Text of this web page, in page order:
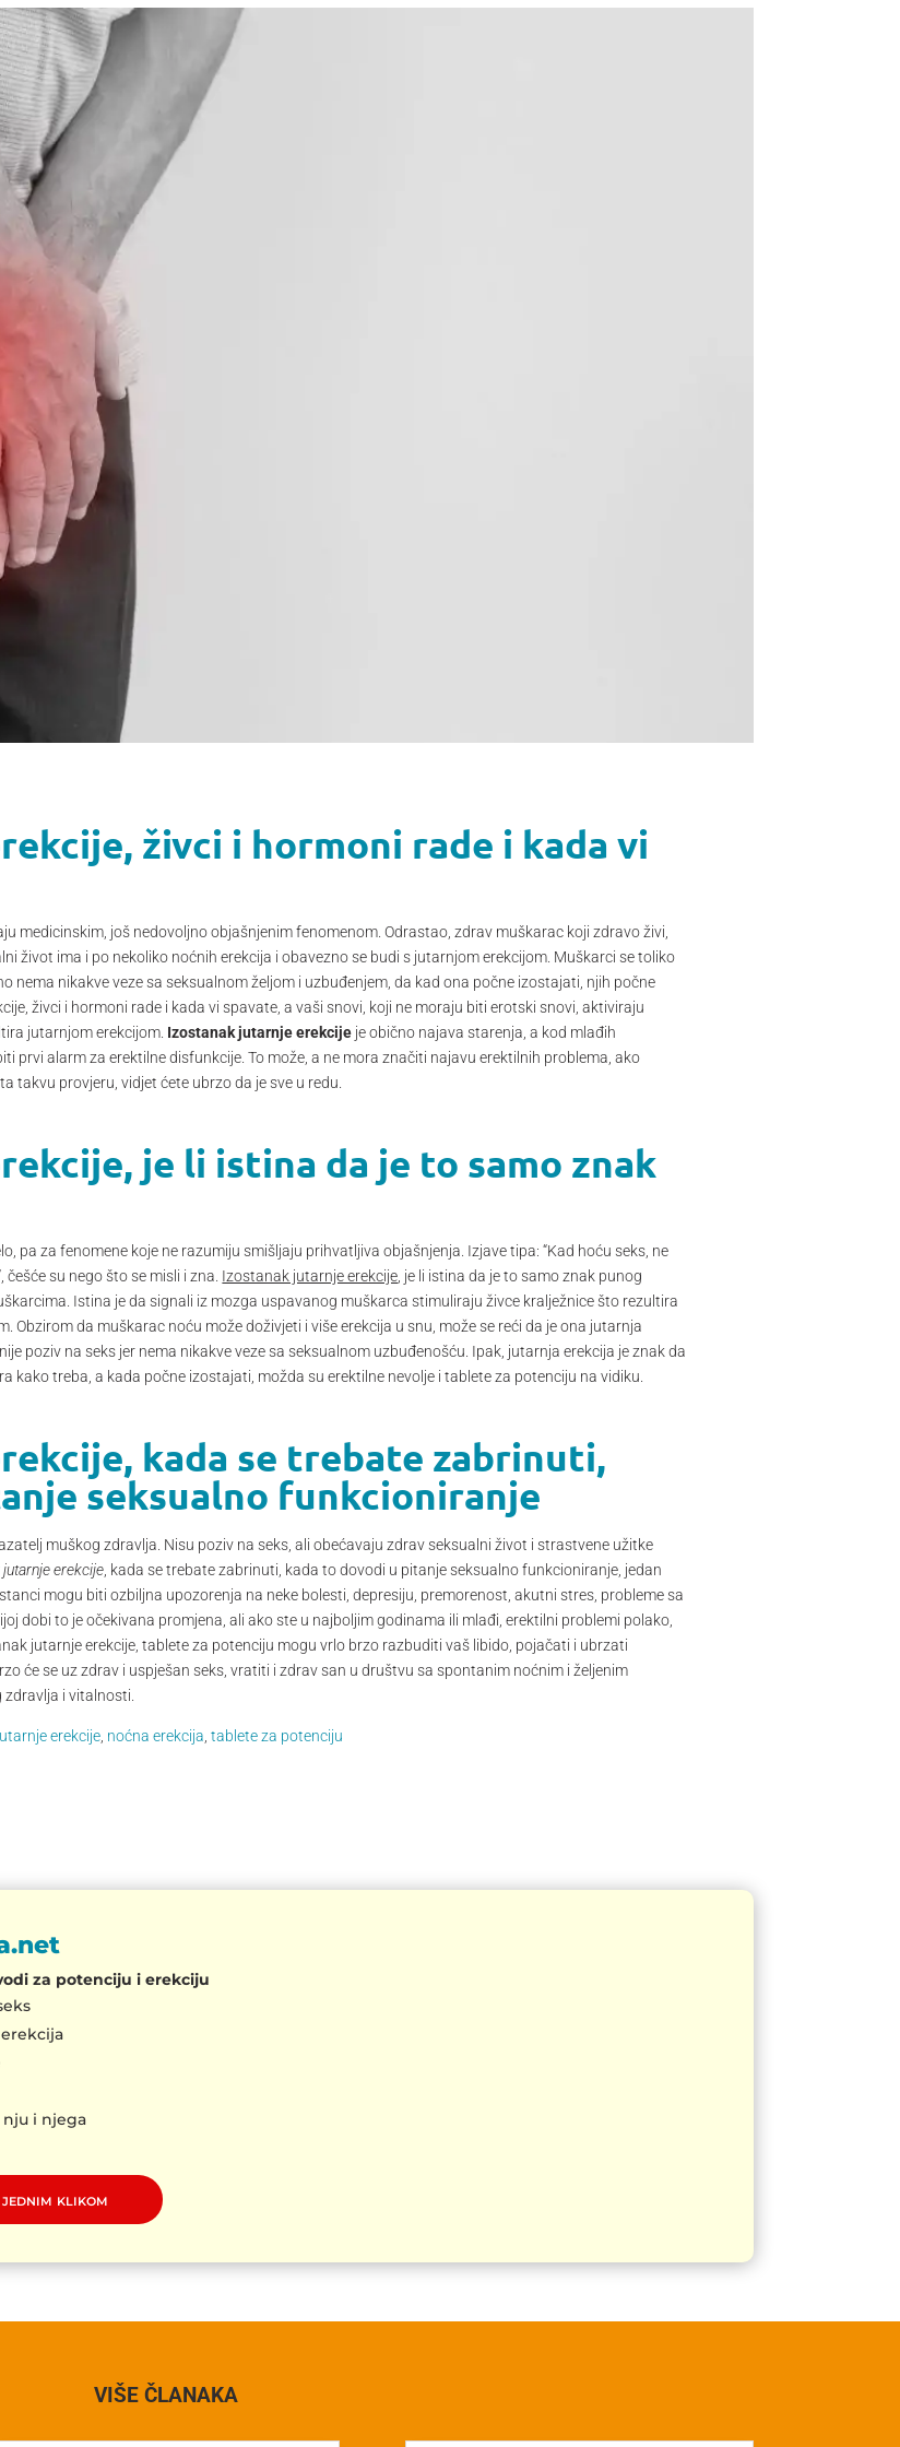
živci i hormoni rade i kada vi
medicinskim, još nedovoljno objašnjenim fenomenom. Odrastao, zdrav muškarac koji zdravo živi,
život ima i po nekoliko noćnih erekcija i obavezno se budi s jutarnjom erekcijom. Muškarci se toliko
nikakve veze sa seksualnom željom i uzbuđenjem, da kad ona počne izostajati, njih počne
živci i hormoni rade i kada vi spavate, a vaši snovi, koji ne moraju biti erotski snovi, aktiviraju
jutarnjom erekcijom. Izostanak jutarnje erekcije je obično najava starenja, a kod mlađih
prvi alarm za erektilne disfunkcije. To može, a ne mora značiti najavu erektilnih problema, ako
takvu provjeru, vidjet ćete ubrzo da je sve u redu.
je li istina da je to samo znak
pa za fenomene koje ne razumiju smišljaju prihvatljiva objašnjenja. Izjave tipa: “Kad hoću seks, ne
su nego što se misli i zna. Izostanak jutarnje erekcije , je li istina da je to samo znak punog
Istina je da signali iz mozga uspavanog muškarca stimuliraju živce kralježnice što rezultira
Obzirom da muškarac noću može doživjeti i više erekcija u snu, može se reći da je ona jutarnja
poziv na seks jer nema nikakve veze sa seksualnom uzbuđenošću. Ipak, jutarnja erekcija je znak da
kako treba, a kada počne izostajati, možda su erektilne nevolje i tablete za potenciju na vidiku.
kada se trebate zabrinuti,
seksualno funkcioniranje
muškog zdravlja. Nisu poziv na seks, ali obećavaju zdrav seksualni život i strastvene užitke
erekcije , kada se trebate zabrinuti, kada to dovodi u pitanje seksualno funkcioniranje, jedan
mogu biti ozbiljna upozorenja na neke bolesti, depresiju, premorenost, akutni stres, probleme sa
dobi to je očekivana promjena, ali ako ste u najboljim godinama ili mlađi, erektilni problemi polako,
jutarnje erekcije, tablete za potenciju mogu vrlo brzo razbuditi vaš libido, pojačati i ubrzati
će se uz zdrav i uspješan seks, vratiti i zdrav san u društvu sa spontanim noćnim i željenim
i vitalnosti.
erekcije noćna erekcija ,tablete za potenciju
za potenciju i erekciju
nju i njega
klikom
VIŠE ČLANAKA